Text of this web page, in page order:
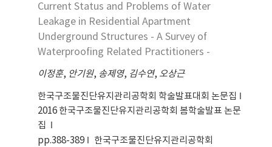
Current Status and Problems of Water
Leakage in Residential Apartment
Underground Structures - A Survey of
Waterproofing Related Practitioners -
이정훈, 안기원, 송제영, 김수연, 오상근
한국구조물진단유지관리공학회 학술발표대회 논문집
2016 한국구조물진단유지관리공학회 봄학술발표 논문
집
pp.388-389
한국구조물진단유지관리공학회